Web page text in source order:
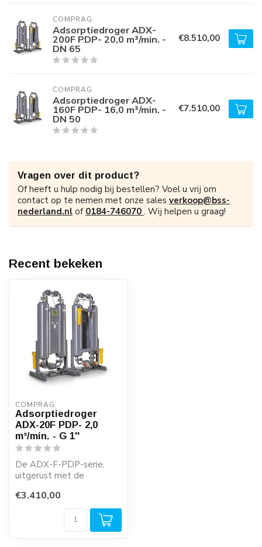
COMPRAG
Adsorptiedroger ADX-
200F PDP- 20,0 m³/min. -
DN 65
€8.510,00
COMPRAG
Adsorptiedroger ADX-
160F PDP- 16,0 m³/min. -
DN 50
€7.510,00
Vragen over dit product?
Of heeft u hulp nodig bij bestellen? Voel u vrij om
contact op te nemen met onze sales verkoop@bss-
nederland.nl of 0184-746070 . Wij helpen u graag!
Recent bekeken
COMPRAG
Adsorptiedroger
ADX-20F PDP- 2,0
m³/min. - G 1''
De ADX-F-PDP-serie,
uitgerust met de
drukdauwpuntregeling
(PDP-regeling...
€3.410,00